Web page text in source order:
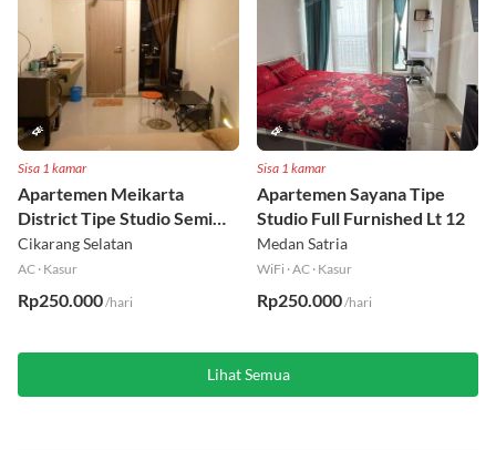
Sisa 1 kamar
Apartemen Meikarta
District Tipe Studio Semi
Furnished Lt 1
Cikarang Selatan
AC · Kasur
Rp250.000/hari
Sisa 1 kamar
Apartemen Sayana Tipe
Studio Full Furnished Lt 12
Medan Satria
WiFi ·AC · Kasur
Rp250.000/hari
Lihat Semua